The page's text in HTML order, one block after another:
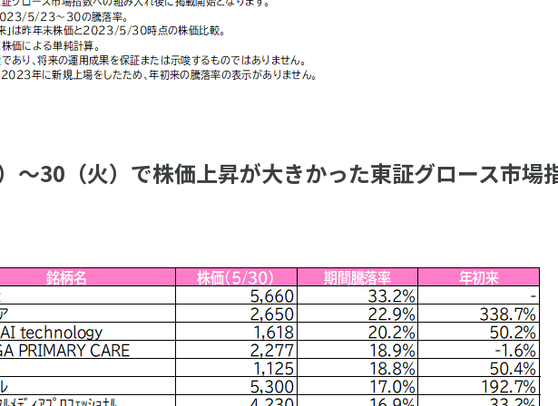
30（火）で株価上昇が大きかった東証グロース市場